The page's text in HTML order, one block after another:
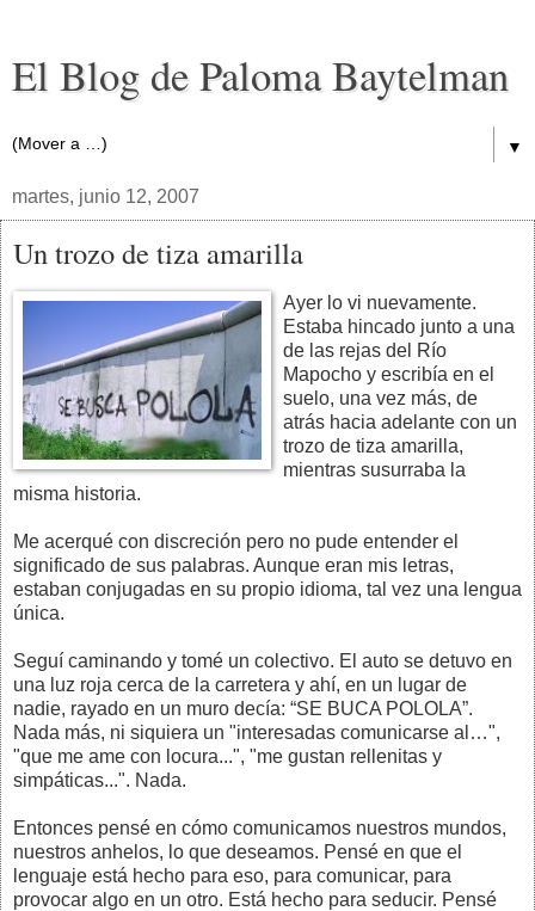
El Blog de Paloma Baytelman
▼
martes, junio 12, 2007
Un trozo de tiza amarilla
Ayer lo vi nuevamente.
Estaba hincado junto a una
de las rejas del Río
Mapocho y escribía en el
suelo, una vez más, de
atrás hacia adelante con un
trozo de tiza amarilla,
mientras susurraba la
misma historia.
Me acerqué con discreción pero no pude entender el
significado de sus palabras. Aunque eran mis letras,
estaban conjugadas en su propio idioma, tal vez una lengua
única.
Seguí caminando y tomé un colectivo. El auto se detuvo en
una luz roja cerca de la carretera y ahí, en un lugar de
nadie, rayado en un muro decía: “SE BUCA POLOLA”.
Nada más, ni siquiera un "interesadas comunicarse al…",
"que me ame con locura...", "me gustan rellenitas y
simpáticas...". Nada.
Entonces pensé en cómo comunicamos nuestros mundos,
nuestros anhelos, lo que deseamos. Pensé en que el
lenguaje está hecho para eso, para comunicar, para
provocar algo en un otro. Está hecho para seducir. Pensé